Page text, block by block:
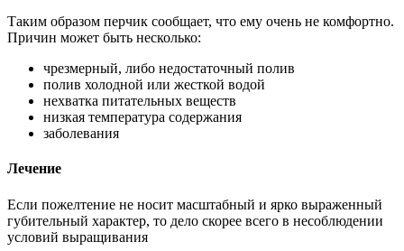
Таким образом перчик сообщает, что ему очень не комфортно.
Причин может быть несколько:
чрезмерный, либо недостаточный полив
полив холодной или жесткой водой
нехватка питательных веществ
низкая температура содержания
заболевания
Лечение
Если пожелтение не носит масштабный и ярко выраженный
губительный характер, то дело скорее всего в несоблюдении
условий выращивания